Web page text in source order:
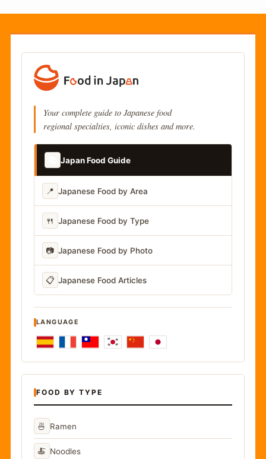
Your complete guide to Japanese food
regional specialties, iconic dishes and more.
Japan Food Guide
📍 Japanese Food by Area
🍴 Japanese Food by Type
📷 Japanese Food by Photo
📋 Japanese Food Articles
LANGUAGE
FOOD BY TYPE
🍜 Ramen
🍝 Noodles